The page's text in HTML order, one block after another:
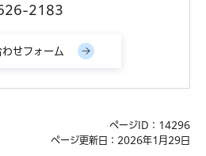
2183
ページID：14296
ページ更新日：2026年1月29日